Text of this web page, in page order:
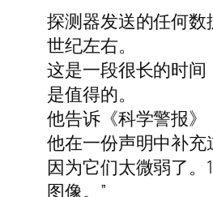
探测器发送的任何
世纪左右。
这是一段很长的时
是值得的。
他告诉《科学警报
他在一份声明中补充
因为它们太微弱了
图像。”